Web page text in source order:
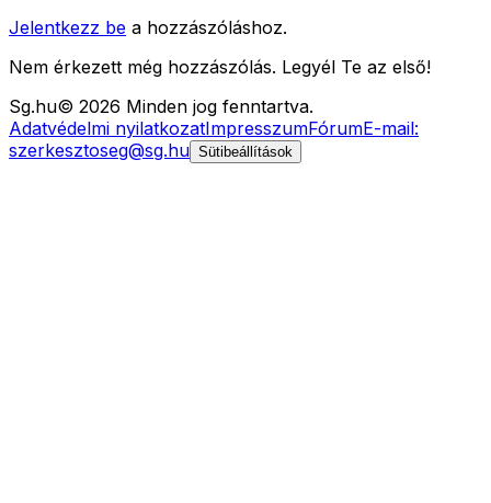
Jelentkezz be a hozzászóláshoz.
Nem érkezett még hozzászólás. Legyél Te az első!
Sg.hu© 2026 Minden jog fenntartva.
Adatvédelmi nyilatkozatImpresszumFórumE-mail:
szerkesztoseg@sg.hu Sütibeállítások